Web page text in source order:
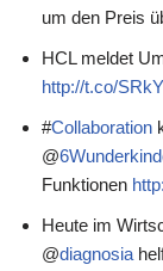
um den Preis
HCL meldet
http://t.co/
#Collaboration
@
Funktionen
Heute im
@diagnosia